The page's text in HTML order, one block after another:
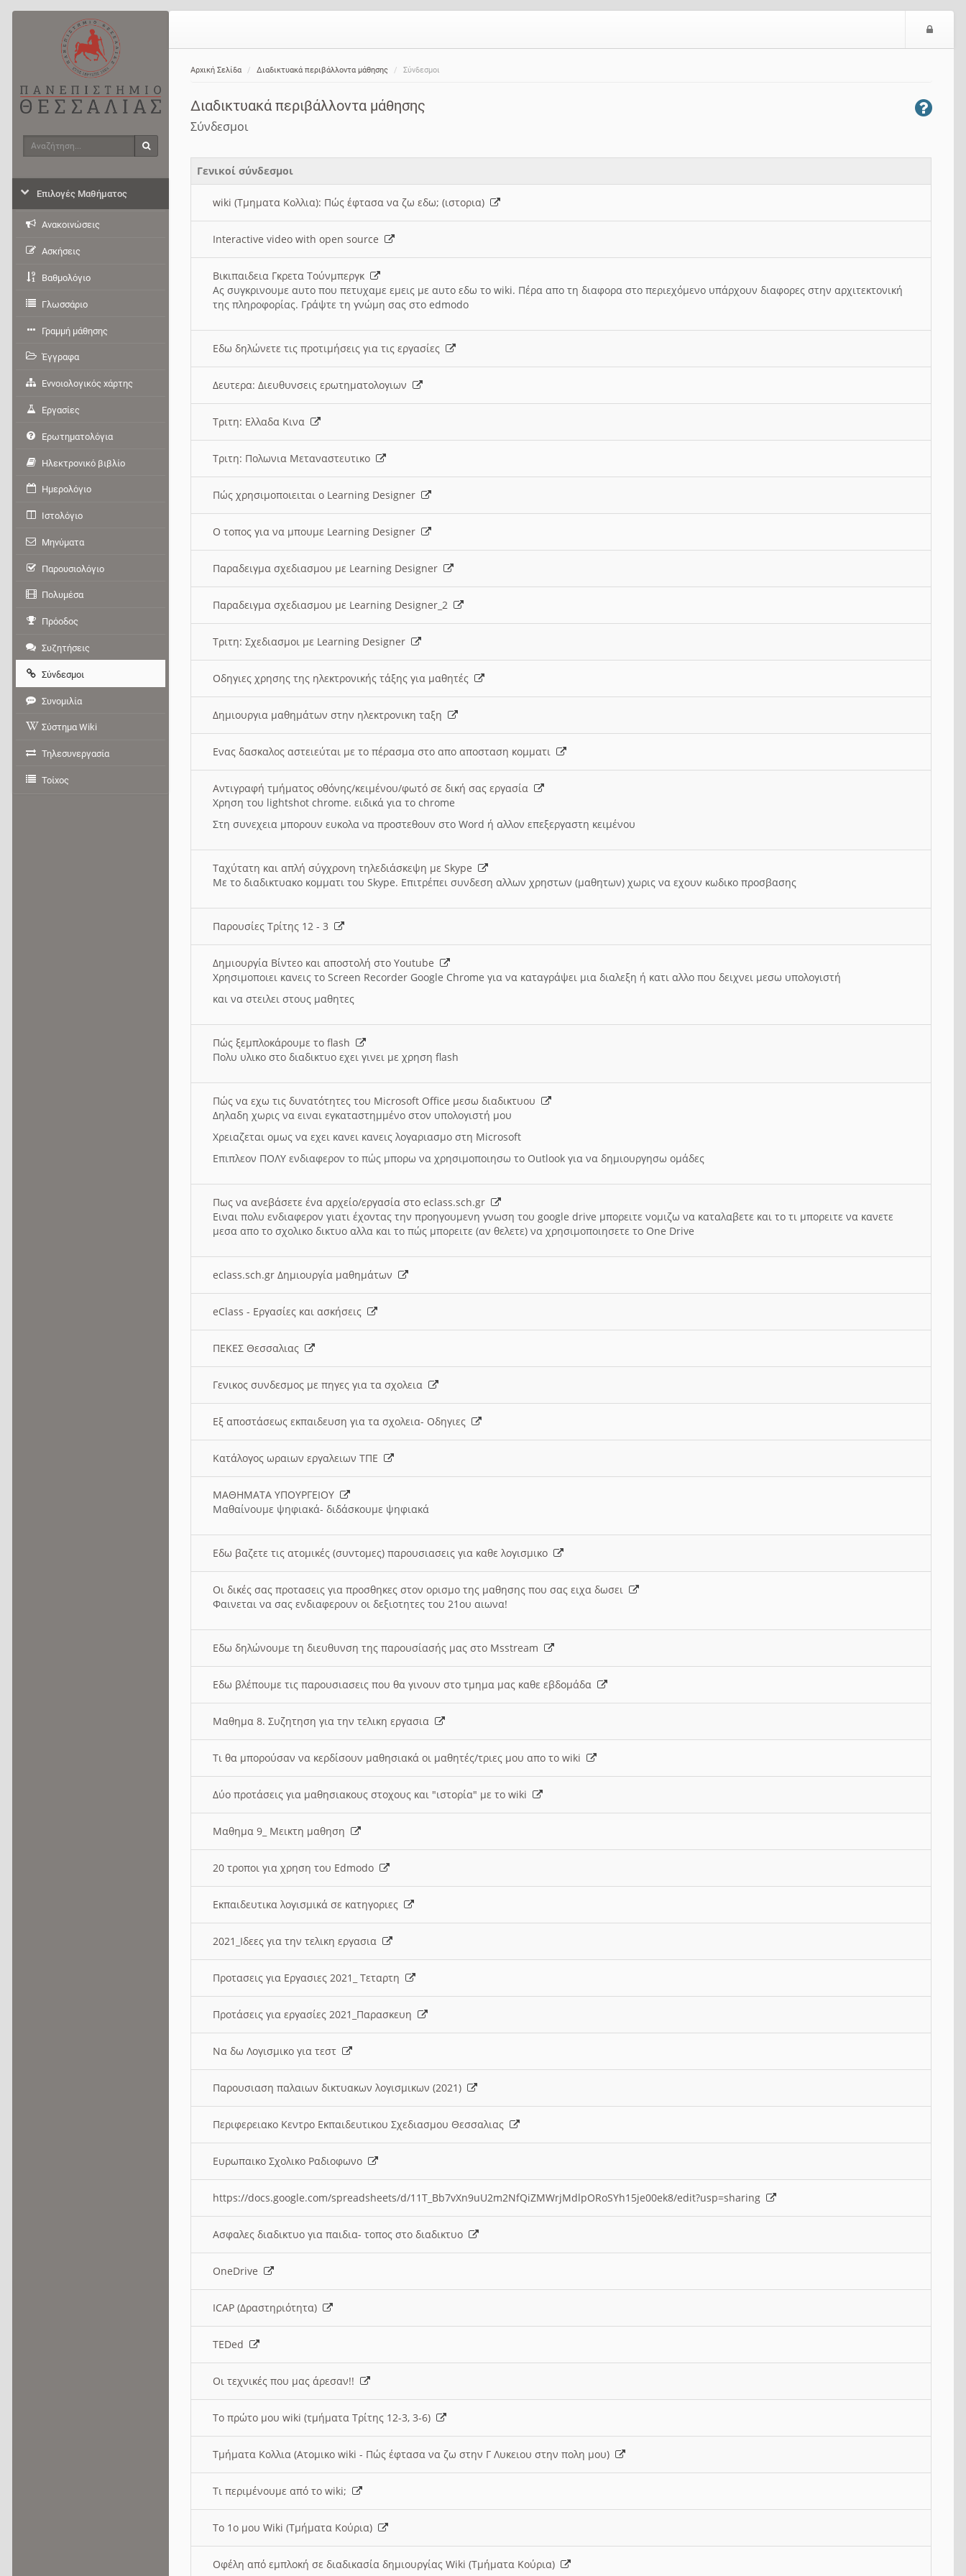
Αρχική Σελίδα Διαδικτυακά περιβάλλοντα μάθησης Σύνδεσμοι
Διαδικτυακά περιβάλλοντα μάθησης
Σύνδεσμοι
Γενικοί σύνδεσμοι
wiki (Τμηματα Κολλια): Πώς έφτασα να ζω εδω; (ιστορια)
Interactive video with open source
Βικιπαιδεια Γκρετα Τούνμπεργκ
Ας συγκρινουμε αυτο που πετυχαμε εμεις με αυτο εδω το wiki. Πέρα απο τη διαφορα στο περιεχόμενο υπάρχουν διαφορες στην αρχιτεκτονική
της πληροφορίας. Γράψτε τη γνώμη σας στο edmodo
Εδω δηλώνετε τις προτιμήσεις για τις εργασίες
Δευτερα: Διευθυνσεις ερωτηματολογιων
Τριτη: Ελλαδα Κινα
Τριτη: Πολωνια Μεταναστευτικο
Πώς χρησιμοποιειται ο Learning Designer
O τοπος για να μπουμε Learning Designer
Παραδειγμα σχεδιασμου με Learning Designer
Παραδειγμα σχεδιασμου με Learning Designer_2
Τριτη: Σχεδιασμοι με Learning Designer
Οδηγιες χρησης της ηλεκτρονικής τάξης για μαθητές
Δημιουργια μαθημάτων στην ηλεκτρονικη ταξη
Ενας δασκαλος αστειεύται με το πέρασμα στο απο αποσταση κομματι
Αντιγραφή τμήματος οθόνης/κειμένου/φωτό σε δική σας εργασία
Χρηση του lightshot chrome. ειδικά για το chrome
Στη συνεχεια μπορουν ευκολα να προστεθουν στο Word ή αλλον επεξεργαστη κειμένου
Ταχύτατη και απλή σύγχρονη τηλεδιάσκεψη με Skype
Με το διαδικτυακο κομματι του Skype. Επιτρέπει συνδεση αλλων χρηστων (μαθητων) χωρις να εχουν κωδικο προσβασης
Παρουσίες Τρίτης 12 - 3
Δημιουργία Βίντεο και αποστολή στο Youtube
Χρησιμοποιει κανεις το Screen Recorder Google Chrome για να καταγράψει μια διαλεξη ή κατι αλλο που δειχνει μεσω υπολογιστή
και να στειλει στους μαθητες
Πώς ξεμπλοκάρουμε το flash
Πολυ υλικο στο διαδικτυο εχει γινει με χρηση flash
Πώς να εχω τις δυνατότητες του Microsoft Office μεσω διαδικτυου
Δηλαδη χωρις να ειναι εγκαταστημμένο στον υπολογιστή μου
Χρειαζεται ομως να εχει κανει κανεις λογαριασμο στη Microsoft
Επιπλεον ΠΟΛΥ ενδιαφερον το πώς μπορω να χρησιμοποιησω το Outlook για να δημιουργησω ομάδες
Πως να ανεβάσετε ένα αρχείο/εργασία στο eclass.sch.gr
Ειναι πολυ ενδιαφερον γιατι έχοντας την προηγουμενη γνωση του google drive μπορειτε νομιζω να καταλαβετε και το τι μπορειτε να κανετε
μεσα απο το σχολικο δικτυο αλλα και το πώς μπορειτε (αν θελετε) να χρησιμοποιησετε το One Drive
eclass.sch.gr Δημιουργία μαθημάτων
eClass - Εργασίες και ασκήσεις
ΠΕΚΕΣ Θεσσαλιας
Γενικος συνδεσμος με πηγες για τα σχολεια
Εξ αποστάσεως εκπαιδευση για τα σχολεια- Οδηγιες
Κατάλογος ωραιων εργαλειων ΤΠΕ
ΜΑΘΗΜΑΤΑ ΥΠΟΥΡΓΕΙΟΥ
Μαθαίνουμε ψηφιακά- διδάσκουμε ψηφιακά
Εδω βαζετε τις ατομικές (συντομες) παρουσιασεις για καθε λογισμικο
Οι δικές σας προτασεις για προσθηκες στον ορισμο της μαθησης που σας ειχα δωσει
Φαινεται να σας ενδιαφερουν οι δεξιοτητες του 21ου αιωνα!
Εδω δηλώνουμε τη διευθυνση της παρουσίασής μας στο Msstream
Εδω βλέπουμε τις παρουσιασεις που θα γινουν στο τμημα μας καθε εβδομάδα
Μαθημα 8. Συζητηση για την τελικη εργασια
Τι θα μπορούσαν να κερδίσουν μαθησιακά οι μαθητές/τριες μου απο το wiki
Δύο προτάσεις για μαθησιακους στοχους και "ιστορία" με το wiki
Μαθημα 9_ Μεικτη μαθηση
20 τροποι για χρηση του Edmodo
Εκπαιδευτικα λογισμικά σε κατηγοριες
2021_Ιδεες για την τελικη εργασια
Προτασεις για Εργασιες 2021_ Τεταρτη
Προτάσεις για εργασίες 2021_Παρασκευη
Να δω Λογισμικο για τεστ
Παρουσιαση παλαιων δικτυακων λογισμικων (2021)
Περιφερειακο Κεντρο Εκπαιδευτικου Σχεδιασμου Θεσσαλιας
Ευρωπαικο Σχολικο Ραδιοφωνο
https://docs.google.com/spreadsheets/d/11T_Bb7vXn9uU2m2NfQiZMWrjMdlpORoSYh15je00ek8/edit?usp=sharing
Ασφαλες διαδικτυο για παιδια- τοπος στο διαδικτυο
OneDrive
ICAP (Δραστηριότητα)
TEDed
Οι τεχνικές που μας άρεσαν!!
Το πρώτο μου wiki (τμήματα Τρίτης 12-3, 3-6)
Τμήματα Κολλια (Ατομικο wiki - Πώς έφτασα να ζω στην Γ Λυκειου στην πολη μου)
Τι περιμένουμε από το wiki;
Το 1ο μου Wiki (Τμήματα Κούρια)
Οφέλη από εμπλοκή σε διαδικασία δημιουργίας Wiki (Τμήματα Κούρια)
Αναζήτηση
Επιλογές Μαθήματος
Ανακοινώσεις
Ασκήσεις
Βαθμολόγιο
Γλωσσάριο
Γραμμή μάθησης
Έγγραφα
Εννοιολογικός χάρτης
Εργασίες
Ερωτηματολόγια
Ηλεκτρονικό βιβλίο
Ημερολόγιο
Ιστολόγιο
Μηνύματα
Παρουσιολόγιο
Πολυμέσα
Πρόοδος
Συζητήσεις
Σύνδεσμοι
Συνομιλία
Σύστημα Wiki
Τηλεσυνεργασία
Τοίχος